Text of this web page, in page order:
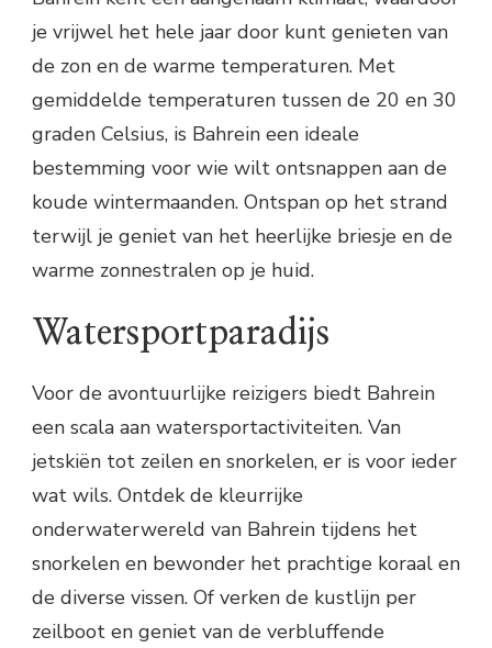
je vrijwel het hele jaar door kunt genieten van
de zon en de warme temperaturen. Met
gemiddelde temperaturen tussen de 20 en 30
graden Celsius, is Bahrein een ideale
bestemming voor wie wilt ontsnappen aan de
koude wintermaanden. Ontspan op het strand
terwijl je geniet van het heerlijke briesje en de
warme zonnestralen op je huid.
Watersportparadijs
Voor de avontuurlijke reizigers biedt Bahrein
een scala aan watersportactiviteiten. Van
jetskiën tot zeilen en snorkelen, er is voor ieder
wat wils. Ontdek de kleurrijke
onderwaterwereld van Bahrein tijdens het
snorkelen en bewonder het prachtige koraal en
de diverse vissen. Of verken de kustlijn per
zeilboot en geniet van de verbluffende